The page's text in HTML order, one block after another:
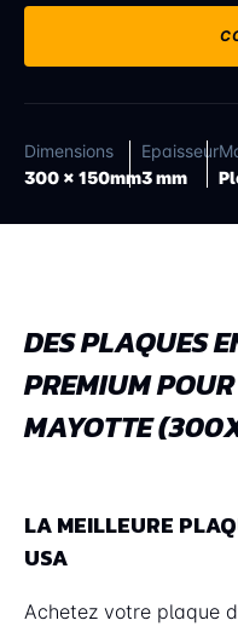
Dimensions
300 x 150mm
Epaisseur
3 mm
DES PLAQUES
PREMIUM
MAYOTTE
LA MEILLEURE
USA
Achetez votre plaque